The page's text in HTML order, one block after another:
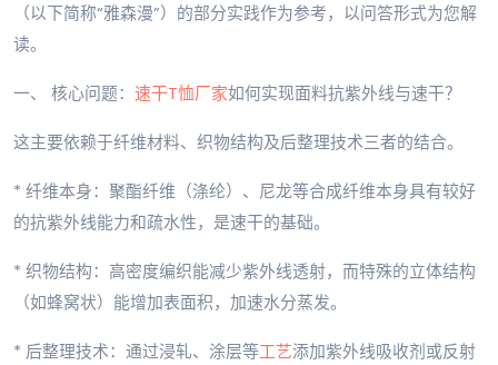
（以下简称“雅森漫”）的部分实践作为参考，以问答形式为您解
读。
一、 核心问题： 速干T恤厂家如何实现面料抗紫外线与速干？
这主要依赖于纤维材料、织物结构及后整理技术三者的结合。
* 纤维本身：聚酯纤维（涤纶）、尼龙等合成纤维本身具有较好
的抗紫外线能力和疏水性，是速干的基础。
* 织物结构：高密度编织能减少紫外线透射，而特殊的立体结构
（如蜂窝状）能增加表面积，加速水分蒸发。
* 后整理技术：通过浸轧、涂层等工艺添加紫外线吸收剂或反射